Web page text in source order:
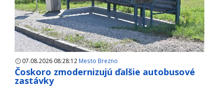
07.08.2026 08:28:12 Mesto Brezno
Čoskoro zmodernizujú ďalšie autobusové
zastávky